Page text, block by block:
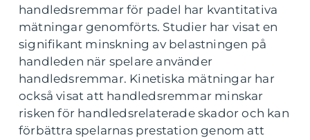
handledsremmar för padel har kvantitativa
mätningar genomförts. Studier har visat en
signifikant minskning av belastningen på
handleden när spelare använder
handledsremmar. Kinetiska mätningar har
också visat att handledsremmar minskar
risken för handledsrelaterade skador och kan
förbättra spelarnas prestation genom att